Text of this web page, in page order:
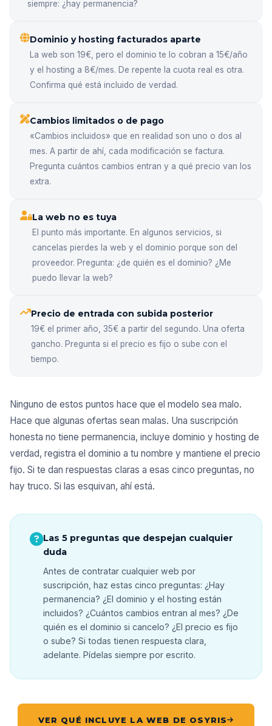
siempre: ¿hay permanencia?
Dominio y hosting facturados aparte
La web son 19€, pero el dominio te lo cobran a 15€/año
y el hosting a 8€/mes. De repente la cuota real es otra.
Confirma qué está incluido de verdad.
Cambios limitados o de pago
«Cambios incluidos» que en realidad son uno o dos al
mes. A partir de ahí, cada modificación se factura.
Pregunta cuántos cambios entran y a qué precio van los
extra.
La web no es tuya
El punto más importante. En algunos servicios, si
cancelas pierdes la web y el dominio porque son del
proveedor. Pregunta: ¿de quién es el dominio? ¿Me
puedo llevar la web?
Precio de entrada con subida posterior
19€ el primer año, 35€ a partir del segundo. Una oferta
gancho. Pregunta si el precio es fijo o sube con el
tiempo.
Ninguno de estos puntos hace que el modelo sea malo.
Hace que algunas ofertas sean malas. Una suscripción
honesta no tiene permanencia, incluye dominio y hosting de
verdad, registra el dominio a tu nombre y mantiene el precio
fijo. Si te dan respuestas claras a esas cinco preguntas, no
hay truco. Si las esquivan, ahí está.
Las 5 preguntas que despejan cualquier
duda
Antes de contratar cualquier web por
suscripción, haz estas cinco preguntas: ¿Hay
permanencia? ¿El dominio y el hosting están
incluidos? ¿Cuántos cambios entran al mes? ¿De
quién es el dominio si cancelo? ¿El precio es fijo
o sube? Si todas tienen respuesta clara,
adelante. Pídelas siempre por escrito.
VER QUÉ INCLUYE LA WEB DE OSYRIS